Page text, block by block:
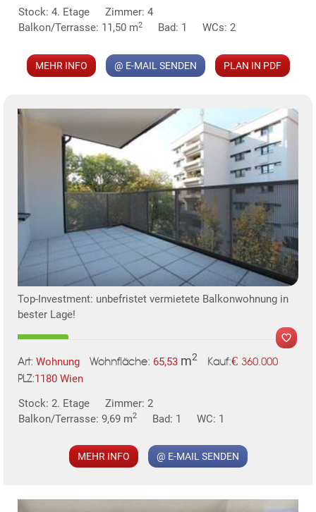
TE
KLIS
Stock: 4. Etage
Zimmer: 4
Balkon/Terrasse: 11,50 m2 Bad: 1 WCs: 2
MEHR INFO @ E-MAIL SENDEN PLAN IN PDF
Top-Investment: unbefristet vermietete Balkonwohnung in
bester Lage!
Art: Wohnung Wohnfläche: 65,53 m2 Kauf:€ 360.000
PLZ:1180 Wien
Stock: 2. Etage
Zimmer: 2
Balkon/Terrasse: 9,69 m2 Bad: 1 WC: 1
MEHR INFO @ E-MAIL SENDEN